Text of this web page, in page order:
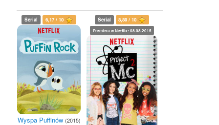
Serial 6,17 / 10
Wyspa Puffinów (2015)
Serial 8,89 / 10
Premiera w Netflix: 08.08.2015